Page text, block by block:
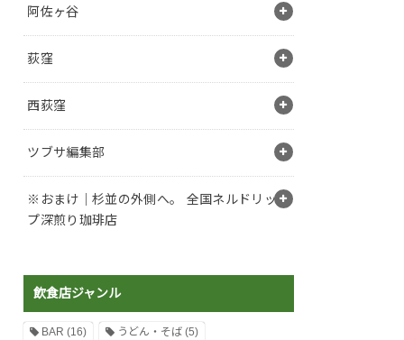
阿佐ヶ谷
荻窪
西荻窪
ツブサ編集部
※おまけ｜杉並の外側へ。 全国ネルドリッ
プ深煎り珈琲店
飲食店ジャンル
BAR (16) うどん・そば(5)